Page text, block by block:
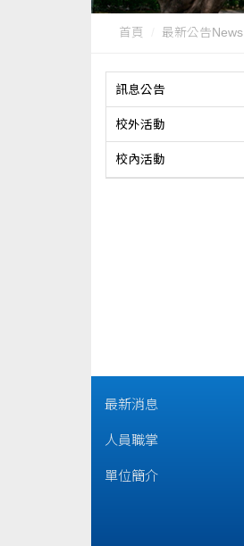
首頁 最新公告News
訊息公告
校外活動
校內活動
最新消息
人員職掌
單位簡介